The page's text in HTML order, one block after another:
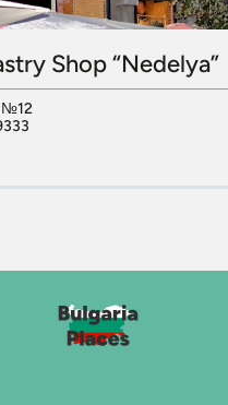
Shop “Nedelya”
№12